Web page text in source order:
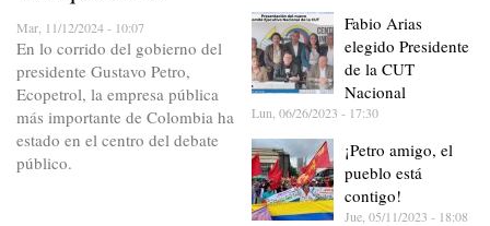
Mar, 11/12/2024 - 10:07
En lo corrido del gobierno del
presidente Gustavo Petro,
Ecopetrol, la empresa pública
más importante de Colombia ha
estado en el centro del debate
público.
Fabio Arias
elegido Presidente
de la CUT
Nacional
Lun, 06/26/2023 - 17:30
¡Petro amigo, el
pueblo está
contigo!
Jue, 05/11/2023 - 18:08